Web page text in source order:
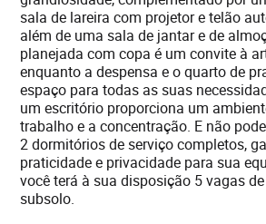
sala de lareira com projetor e telão
além de uma sala de jantar e de
planejada com copa é um convite à
enquanto a despensa e o quarto de
espaço para todas as suas
um escritório proporciona um
trabalho e a concentração. E não
2 dormitórios de serviço completos,
praticidade e privacidade para sua
você terá à sua disposição 5 vagas
subsolo.